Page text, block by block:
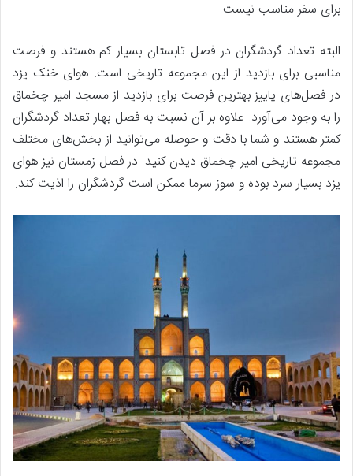
برای سفر مناسب نیست.
البته تعداد گردشگران در فصل تابستان بسیار کم هستند و فرصت
مناسبی برای بازدید از این مجموعه تاریخی است. هوای خنک یزد
در فصل‌های پاییز بهترین فرصت برای بازدید از مسجد امیر چخماق
را به وجود می‌آورد. علاوه بر آن نسبت به فصل بهار تعداد گردشگران
کمتر هستند و شما با دقت و حوصله می‌توانید از بخش‌های مختلف
مجموعه تاریخی امیر چخماق دیدن کنید. در فصل زمستان نیز هوای
یزد بسیار سرد بوده و سوز سرما ممکن است گردشگران را اذیت کند.